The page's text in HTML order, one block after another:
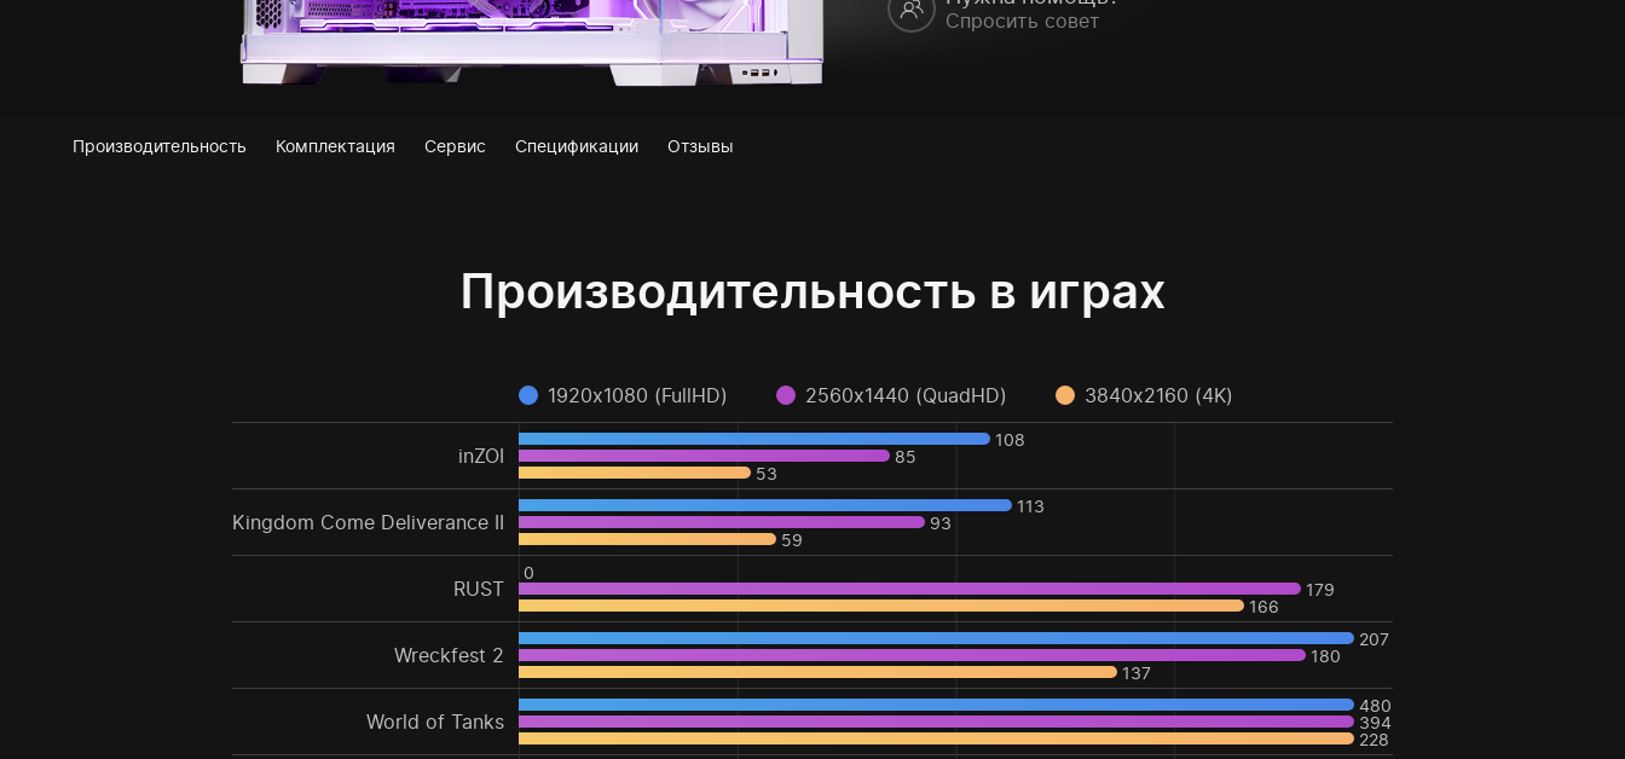
Спросить совет
Производительность Комплектация Сервис Спецификации Отзывы
Производительность в играх
1920x1080 (FullHD) 2560x1440 (QuadHD) 3840x2160 (4K)
inZOI
108
85
53
Kingdom Come Deliverance II
113
93
59
RUST
0
179
166
Wreckfest 2
207
180
137
World of Tanks
480
394
228